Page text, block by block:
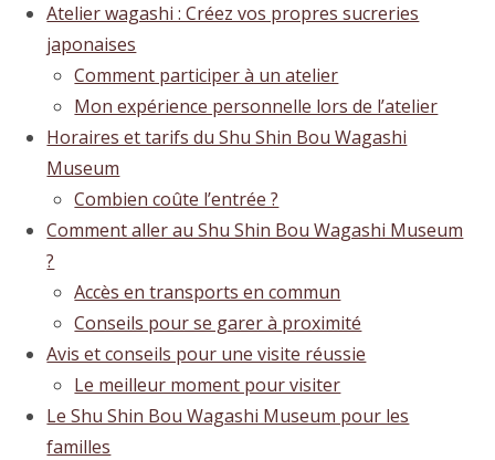
Atelier wagashi : Créez vos propres sucreries
japonaises
Comment participer à un atelier
Mon expérience personnelle lors de l’atelier
Horaires et tarifs du Shu Shin Bou Wagashi
Museum
Combien coûte l’entrée ?
Comment aller au Shu Shin Bou Wagashi Museum
?
Accès en transports en commun
Conseils pour se garer à proximité
Avis et conseils pour une visite réussie
Le meilleur moment pour visiter
Le Shu Shin Bou Wagashi Museum pour les
familles